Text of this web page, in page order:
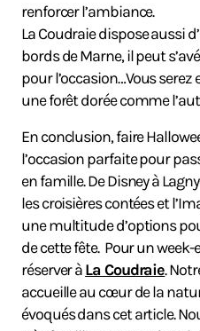
renforcer l’ambiance.
La Coudraie dispose aussi
bords de Marne, il peut
pour l’occasion…Vous
une forêt dorée comme
En conclusion, faire
l’occasion parfaite pour
en famille. De Disney à
les croisières contées et
une multitude d’options
de cette fête. Pour un week-
réserver àLa Coudraie.
accueille au cœur de la
évoqués dans cet article.